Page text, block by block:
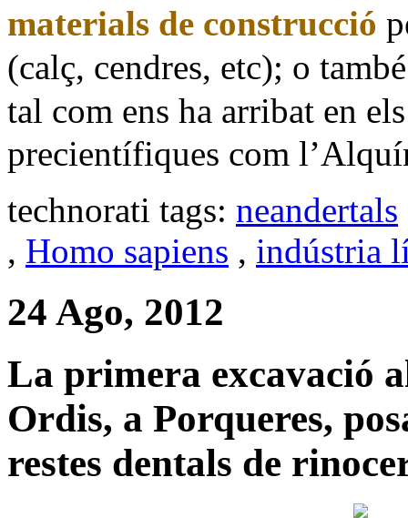
materials de construcció
(calç, cendres, etc); o
tal com ens ha arribat en
precientífiques com
technorati tags: neandertals
, Homo sapiens , indústria
24 Ago, 2012
La primera excavació
Ordis, a Porqueres,
restes dentals de